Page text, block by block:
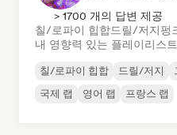
> 1700 개의 답변 제공
칠/로파이 힙합드릴/저지펑
내 영향력 있는 플레이리스
칠/로파이 힙합 드릴/저지
국제 랩
영어 랩 프랑스 랩